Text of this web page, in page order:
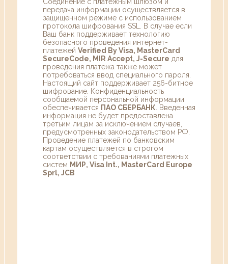
передача информации осуществляется в
защищенном режиме с использованием
протокола шифрования SSL. В случае если
Ваш банк поддерживает технологию
безопасного проведения интернет-
платежей Verified By Visa, MasterCard
SecureCode, MIR Accept, J-Secure для
проведения платежа также может
потребоваться ввод специального пароля.
Настоящий сайт поддерживает 256-битное
шифрование. Конфиденциальность
сообщаемой персональной информации
обеспечивается ПАО СБЕРБАНК . Введенная
информация не будет предоставлена
третьим лицам за исключением случаев,
предусмотренных законодательством РФ.
Проведение платежей по банковским
картам осуществляется в строгом
соответствии с требованиями платежных
систем МИР, Visa Int., MasterCard Europe
Sprl, JCB